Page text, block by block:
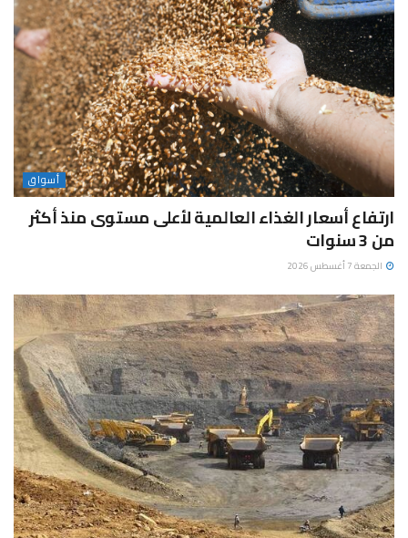
أسواق
ارتفاع أسعار الغذاء العالمية لأعلى مستوى منذ أكثر
من 3 سنوات
الجمعة 7 أغسطس 2026